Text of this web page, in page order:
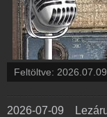
Feltöltve:
2026-07-09